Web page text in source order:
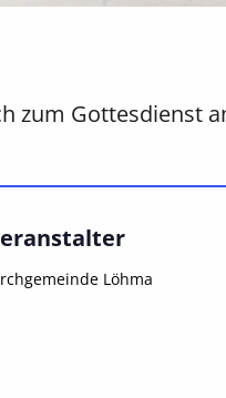
Gottesdienst
Löhma